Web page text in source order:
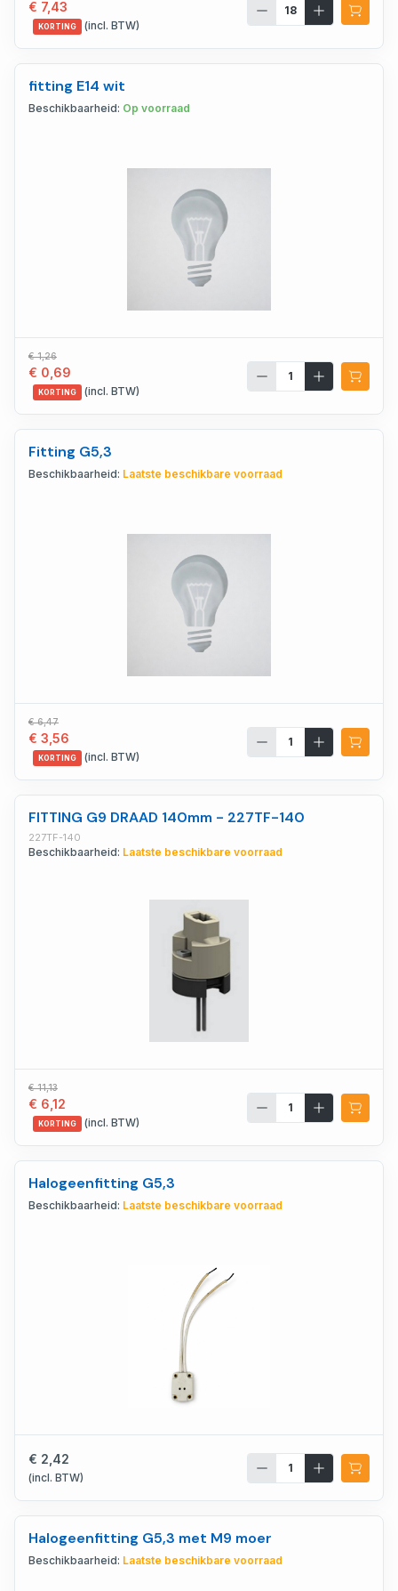
€ 7,43
KORTING (incl. BTW)
fitting E14 wit
Beschikbaarheid: Op voorraad
€ 1,26
€ 0,69
KORTING (incl. BTW)
Fitting G5,3
Beschikbaarheid: Laatste beschikbare voorraad
€ 6,47
€ 3,56
KORTING (incl. BTW)
FITTING G9 DRAAD 140mm - 227TF-140
227TF-140
Beschikbaarheid: Laatste beschikbare voorraad
€ 11,13
€ 6,12
KORTING (incl. BTW)
Halogeenfitting G5,3
Beschikbaarheid: Laatste beschikbare voorraad
€ 2,42
(incl. BTW)
Halogeenfitting G5,3 met M9 moer
Beschikbaarheid: Laatste beschikbare voorraad